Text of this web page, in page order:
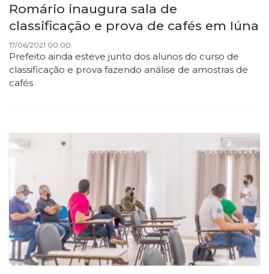
Romário inaugura sala de
classificação e prova de cafés em Iúna
17/06/2021 00:00
Prefeito ainda esteve junto dos alunos do curso de
classificação e prova fazendo análise de amostras de
cafés